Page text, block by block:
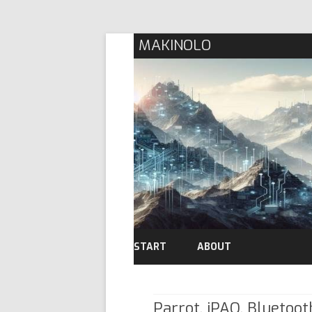
MAKINOLO
START ABOUT